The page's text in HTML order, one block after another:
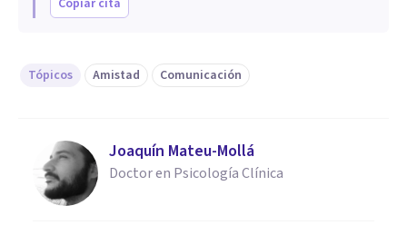
Tópicos Amistad Comunicación
Joaquín Mateu-Mollá
Doctor en Psicología Clínica